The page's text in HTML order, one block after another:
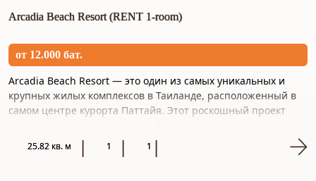
Arcadia Beach Resort (RENT 1-room)
от 12.000 бат.
Arcadia Beach Resort — это один из самых уникальных и
крупных жилых комплексов в Таиланде, расположенный в
самом центре курорта Паттайя. Этот роскошный проект
комфортного...
25.82 кв. м 1 1